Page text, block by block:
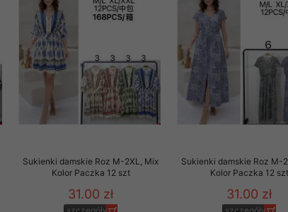
Sukienki damskie Roz M-2XL, Mix
Kolor Paczka 12 szt
31.00 zł
Sukienki damskie Roz M-
Kolor Paczka 12 szt
31.00 zł